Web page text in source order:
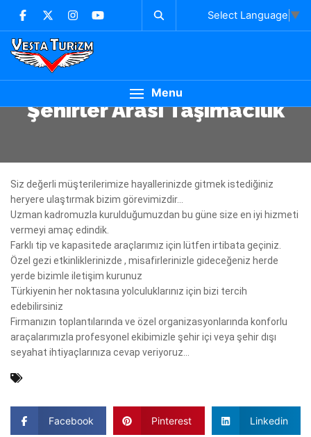
Select Language ▼
Menu
Şehirler Arası Taşımacılık
Siz değerli müşterilerimize hayallerinizde gitmek istediğiniz
heryere ulaştırmak bizim görevimizdir...
Uzman kadromuzla kurulduğumuzdan bu güne size en iyi hizmeti
vermeyi amaç edindik.
Farklı tip ve kapasitede araçlarımız için lütfen irtibata geçiniz.
Özel gezi etkinliklerinizde , misafirlerinizle gideceğeniz herde
yerde bizimle iletişim kurunuz
Türkiyenin her noktasına yolculuklarınız için bizi tercih
edebilirsiniz
Firmanızın toplantılarında ve özel organizasyonlarında konforlu
araçalarımızla profesyonel ekibimizle şehir içi veya şehir dışı
seyahat ihtiyaçlarınıza cevap veriyoruz...
Facebook Pinterest Linkedin